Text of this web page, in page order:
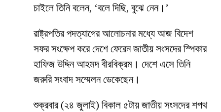
চাইলে তিনি বলেন, ‘বলে দিছি, বুঝে নেন।’
রাষ্ট্রপতির পদত্যাগের আলোচনার মধ্যে আজ বিদেশ
সফর সংক্ষেপ করে দেশে ফেরেন জাতীয় সংসদের স্পিকার
হাফিজ উদ্দিন আহমদ বীরবিক্রম। দেশে এসে তিনি
জরুরি সংবাদ সম্মেলন ডেকেছেন।
শুক্রবার (২৪ জুলাই) বিকাল ৫টায় জাতীয় সংসদের শপথ